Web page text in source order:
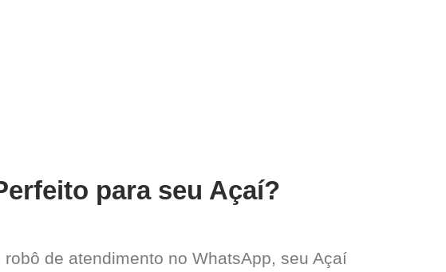
para seu Açaí?
de atendimento no WhatsApp, seu Açaí